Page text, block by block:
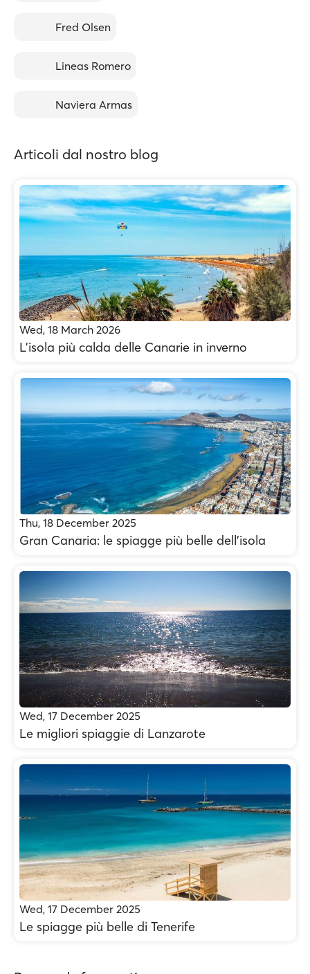
Fred Olsen
Lineas Romero
Naviera Armas
Articoli dal nostro blog
Wed, 18 March 2026
L’isola più calda delle Canarie in inverno
Thu, 18 December 2025
Gran Canaria: le spiagge più belle dell'isola
Wed, 17 December 2025
Le migliori spiaggie di Lanzarote
Wed, 17 December 2025
Le spiagge più belle di Tenerife